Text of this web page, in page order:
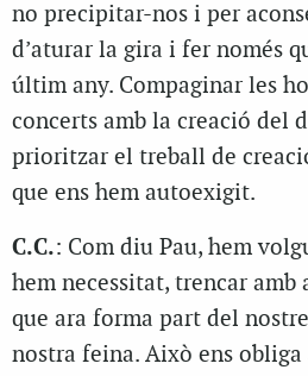
no precipitar-nos i per
d’aturar la gira i fer només
últim any. Compaginar les
concerts amb la creació del
prioritzar el treball de
que ens hem autoexigit.
C.C.: Com diu Pau, hem
hem necessitat, trencar amb
que ara forma part del
nostra feina. Això ens obliga